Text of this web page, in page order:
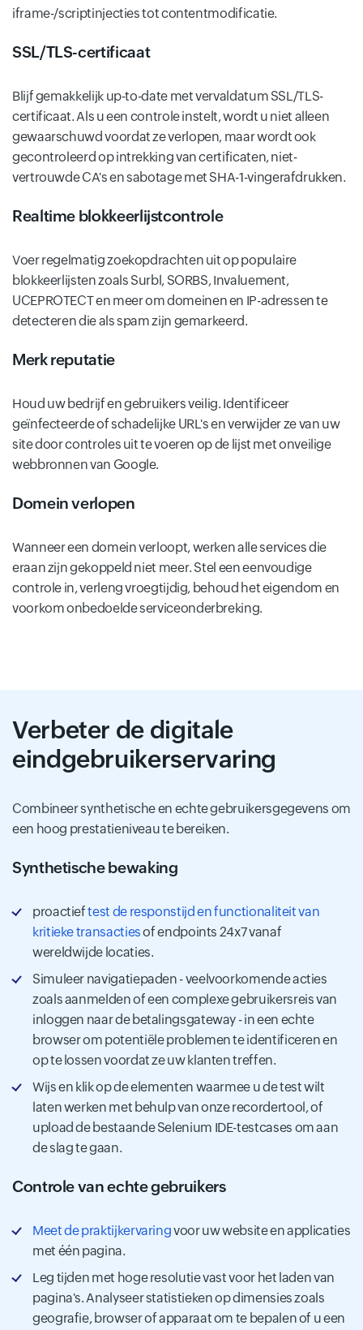
iframe-/scriptinjecties tot contentmodificatie.
SSL/TLS-certificaat
Blijf gemakkelijk up-to-date met vervaldatum SSL/TLS-
certificaat. Als u een controle instelt, wordt u niet alleen
gewaarschuwd voordat ze verlopen, maar wordt ook
gecontroleerd op intrekking van certificaten, niet-
vertrouwde CA's en sabotage met SHA-1-vingerafdrukken.
Realtime blokkeerlijstcontrole
Voer regelmatig zoekopdrachten uit op populaire
blokkeerlijsten zoals Surbl, SORBS, Invaluement,
UCEPROTECT en meer om domeinen en IP-adressen te
detecteren die als spam zijn gemarkeerd.
Merk reputatie
Houd uw bedrijf en gebruikers veilig. Identificeer
geïnfecteerde of schadelijke URL's en verwijder ze van uw
site door controles uit te voeren op de lijst met onveilige
webbronnen van Google.
Domein verlopen
Wanneer een domein verloopt, werken alle services die
eraan zijn gekoppeld niet meer. Stel een eenvoudige
controle in, verleng vroegtijdig, behoud het eigendom en
voorkom onbedoelde serviceonderbreking.
Verbeter de digitale
eindgebruikerservaring
Combineer synthetische en echte gebruikersgegevens om
een ​​hoog prestatieniveau te bereiken.
Synthetische bewaking
proactieftest de responstijd en functionaliteit van
kritieke transactiesof endpoints 24x7 vanaf
wereldwijde locaties.
Simuleer navigatiepaden - veelvoorkomende acties
zoals aanmelden of een complexe gebruikersreis van
inloggen naar de betalingsgateway - in een echte
browser om potentiële problemen te identificeren en
op te lossen voordat ze uw klanten treffen.
Wijs en klik op de elementen waarmee u de test wilt
laten werken met behulp van onze recordertool, of
upload de bestaande Selenium IDE-testcases om aan
de slag te gaan.
Controle van echte gebruikers
Meet de praktijkervaringvoor uw website en applicaties
met één pagina.
Leg tijden met hoge resolutie vast voor het laden van
pagina's. Analyseer statistieken op dimensies zoals
geografie, browser of apparaat om te bepalen of u een